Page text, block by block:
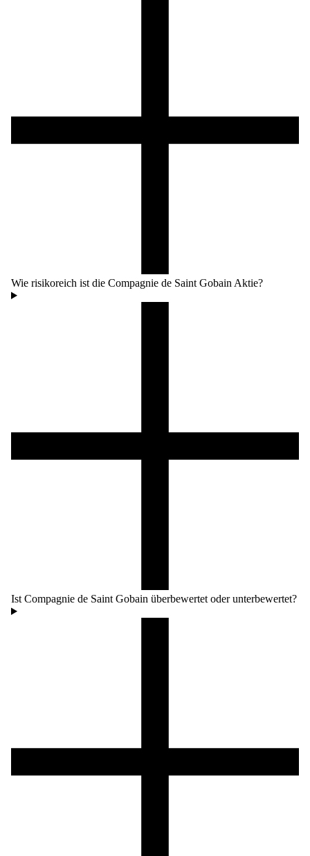
Wie risikoreich ist die Compagnie de Saint Gobain Aktie?
Ist Compagnie de Saint Gobain überbewertet oder unterbewertet?